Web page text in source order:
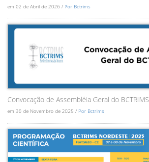
em 02 de Abril de 2026 / Por Bctrims
Convocação de Assembléia Geral do BCTRIMS
em 30 de Novembro de 2025 / Por Bctrims